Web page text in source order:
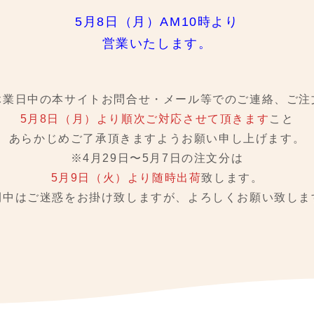
5月8日（月）AM10時より
営業いたします。
日中の本サイトお問合せ・メール等でのご連絡、ご注
5月8日（月）より順次ご対応させて頂きます こと
あらかじめご了承頂きますようお願い申し上げます。
※4月29日〜5月7日の注文分は
5月9日（火）より随時出荷致します。
はご迷惑をお掛け致しますが、
よろしくお願い致しま